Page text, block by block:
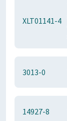
XLT01141-4
3013-0
14927-8